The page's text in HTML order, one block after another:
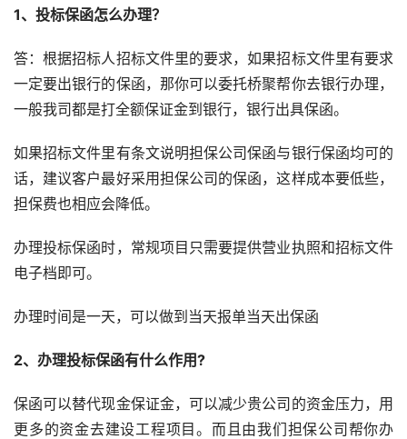
1、投标保函怎么办理？
答：根据招标人招标文件里的要求，如果招标文件里有要求
一定要出银行的保函，那你可以委托桥聚帮你去银行办理，
一般我司都是打全额保证金到银行，银行出具保函。
如果招标文件里有条文说明担保公司保函与银行保函均可的
话，建议客户最好采用担保公司的保函，这样成本要低些，
担保费也相应会降低。
办理投标保函时，常规项目只需要提供营业执照和招标文件
电子档即可。
办理时间是一天，可以做到当天报单当天出保函
2、办理投标保函有什么作用?
保函可以替代现金保证金，可以减少贵公司的资金压力，用
更多的资金去建设工程项目。而且由我们担保公司帮你办